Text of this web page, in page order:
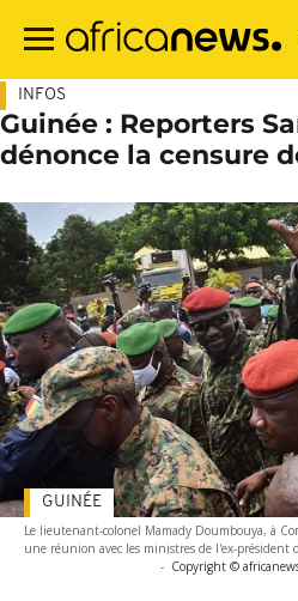
contenu
INFOS
Guinée : Reporters
dénonce la censure
Le lieutenant-colonel Mamady Doumbouya, à
une réunion avec les ministres de l'ex-président
- Copyright ©
GUINÉE